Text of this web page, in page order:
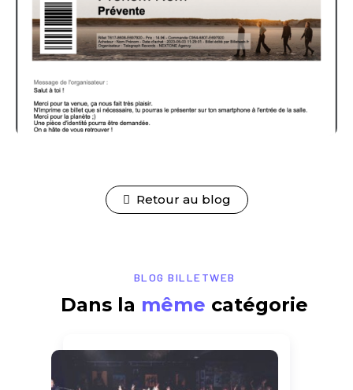
Retour au blog
BLOG BILLETWEB
Dans la même catégorie